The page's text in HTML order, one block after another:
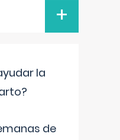
+
la
de